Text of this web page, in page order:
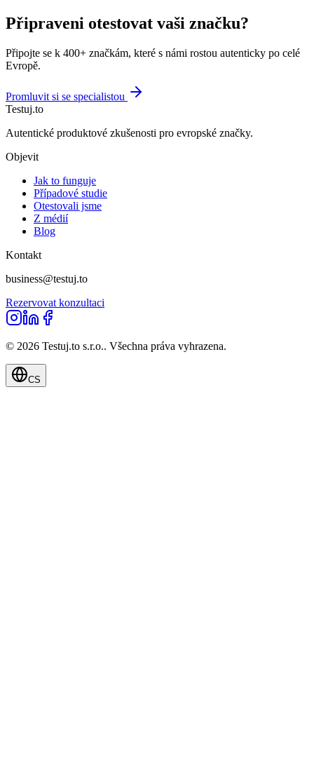
Připraveni otestovat vaši značku?
Připojte se k 400+ značkám, které s námi rostou autenticky po celé
Evropě.
Promluvit si se specialistou
Testuj.to
Autentické produktové zkušenosti pro evropské značky.
Objevit
Jak to funguje
Případové studie
Otestovali jsme
Z médií
Blog
Kontakt
business@testuj.to
Rezervovat konzultaci
© 2026 Testuj.to s.r.o.. Všechna práva vyhrazena.
CS